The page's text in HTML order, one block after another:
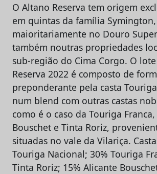
O Altano Reserva tem origem
em quintas da família
maioritariamente no Douro
também noutras propriedades
sub-região do Cima Corgo. O
Reserva 2022 é composto de
preponderante pela casta
num blend com outras castas
como é o caso da Touriga
Bouschet e Tinta Roriz,
situadas no vale da Vilariça.
Touriga Nacional; 30% Touriga
Tinta Roriz; 15% Alicante